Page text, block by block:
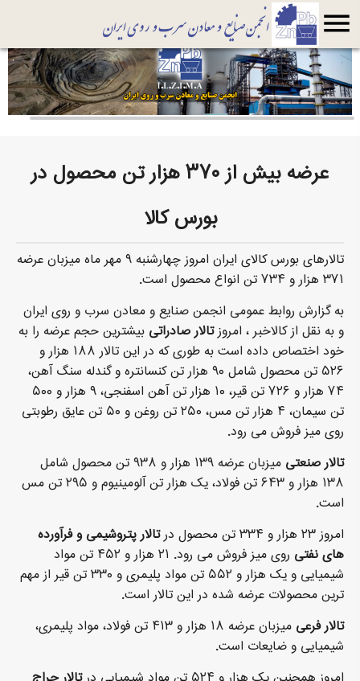
menu
عرضه بیش از ۳۷۰ هزار تن محصول در
بورس کالا
تالارهای بورس کالای ایران امروز چهارشنبه ۹ مهر ماه میزبان عرضه
۳۷۱ هزار و ۷۳۴ تن انواع محصول است.
به گزارش روابط عمومی انجمن صنایع و معادن سرب و روی ایران
و به نقل از کالاخبر، امروزتالار صادراتی بیشترین حجم عرضه را به
خود اختصاص داده است به طوری که در این تالار ۱۸۸ هزار و
۵۲۶ تن محصول شامل ۹۰ هزار تن کنسانتره و گندله سنگ آهن،
۷۴ هزار و ۷۲۶ تن قیر، ۱۰ هزار تن آهن اسفنجی، ۹ هزار و ۵۰۰
تن سیمان، ۴ هزار تن مس، ۲۵۰ تن روغن و ۵۰ تن عایق رطوبتی
روی میز فروش می رود.
تالار صنعتی
میزبان عرضه ۱۳۹ هزار و ۹۳۸ تن محصول شامل
۱۳۸ هزار و ۶۴۳ تن فولاد، یک هزار تن آلومینیوم و ۲۹۵ تن مس
است.
امروز ۲۳ هزار و ۳۳۴ تن محصول در
تالار پتروشیمی و فرآورده
های نفتی
روی میز فروش می رود. ۲۱ هزار و ۴۵۲ تن مواد
شیمیایی و یک هزار و ۵۵۲ تن مواد پلیمری و ۳۳۰ تن قیر از مهم
ترین محصولات عرضه شده در این تالار است.
تالار فرعی
میزبان عرضه ۱۸ هزار و ۴۱۳ تن فولاد، مواد پلیمری،
شیمیایی و ضایعات است.